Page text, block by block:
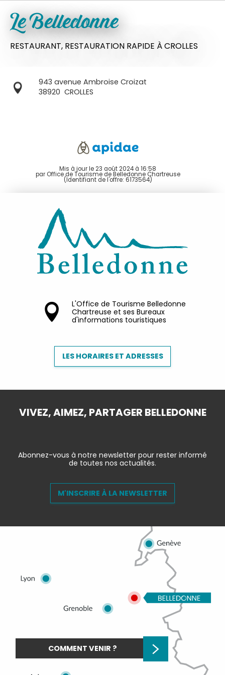
Le Belledonne
RESTAURANT, RESTAURATION RAPIDE À CROLLES
943 avenue Ambroise Croizat
38920 CROLLES
Mis à jour le 23 août 2024 à 16:58
par Office de Tourisme de Belledonne Chartreuse
(Identifiant de l'offre: 6173564)
L'Office de Tourisme Belledonne
Chartreuse et ses Bureaux
d'informations touristiques
LES HORAIRES ET ADRESSES
VIVEZ, AIMEZ, PARTAGER BELLEDONNE
Abonnez-vous à notre newsletter pour rester informé
de toutes nos actualités.
M'INSCRIRE À LA NEWSLETTER
COMMENT VENIR ?